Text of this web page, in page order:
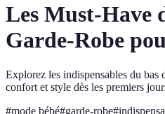
Les Must-Have
Garde-Robe
Explorez les indispensables du bas
confort et style dès les premiers
#mode bébé#garde-robe#